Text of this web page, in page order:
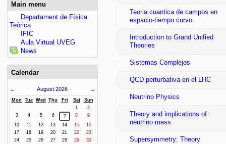
Teoria cuantica de campos en
espacio-tiempo curvo
Introduction to Grand Unified
Theories
Sistemas Complejos
QCD perturbativa en el LHC
Neutrino Physics
Theory and implications of
neutrino mass
Supersymmetry: Theory
Main menu
Departament de Física
Teòrica
IFIC
Aula Virtual UVEG
News
Calendar
← August 2026 →
Mon Tue Wed Thu Fri Sat
Sun
1
2
3
4 5 6 7 8
9
10
11 12 13 14 15
16
17
18 19 20 21 22
23
24
25 26 27 28 29
30